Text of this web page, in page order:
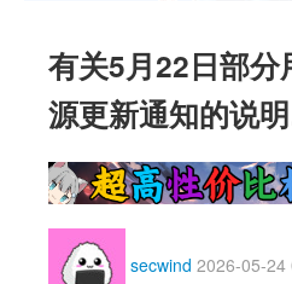
有关5月22日部
源更新通知的说
secwind 2026-05-24